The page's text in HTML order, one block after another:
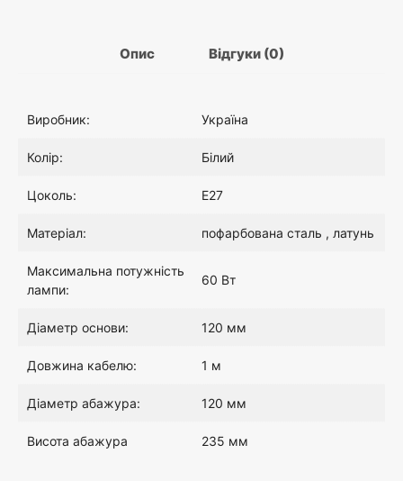
0
0
Опис Відгуки (0)
Виробник: Україна
Колір: Білий
Цоколь: E27
Матеріал: пофарбована сталь , латунь
Максимальна потужність
лампи:
60 Вт
Діаметр основи: 120 мм
Довжина кабелю: 1 м
Діаметр абажура: 120 мм
Висота абажура 235 мм